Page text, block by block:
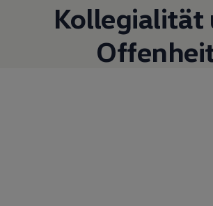
Kollegialität